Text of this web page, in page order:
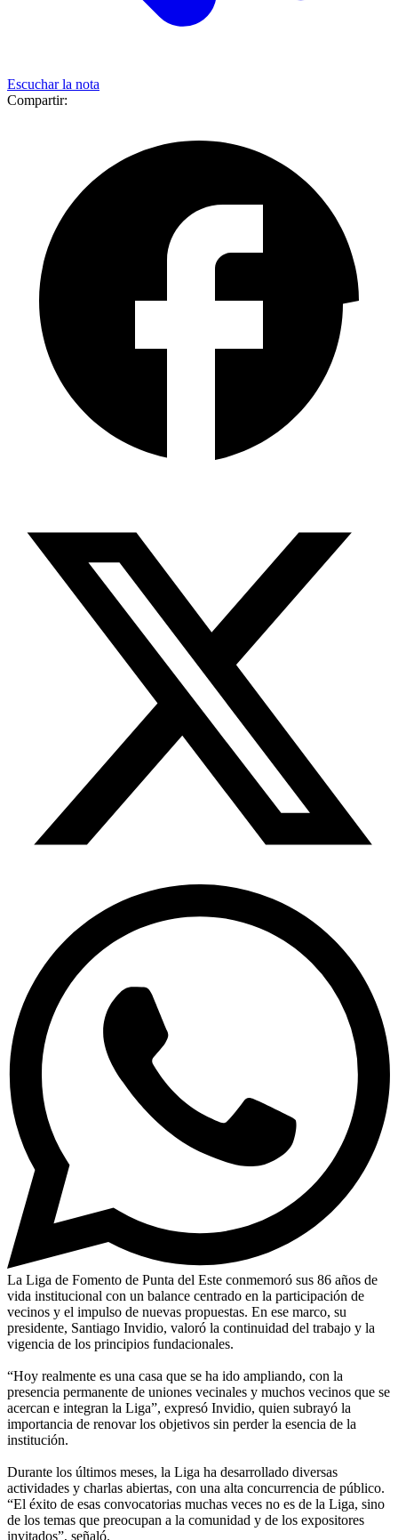
Escuchar la nota
Compartir:
La Liga de Fomento de Punta del Este conmemoró sus 86 años de
vida institucional con un balance centrado en la participación de
vecinos y el impulso de nuevas propuestas. En ese marco, su
presidente, Santiago Invidio, valoró la continuidad del trabajo y la
vigencia de los principios fundacionales.
“Hoy realmente es una casa que se ha ido ampliando, con la
presencia permanente de uniones vecinales y muchos vecinos que se
acercan e integran la Liga”, expresó Invidio, quien subrayó la
importancia de renovar los objetivos sin perder la esencia de la
institución.
Durante los últimos meses, la Liga ha desarrollado diversas
actividades y charlas abiertas, con una alta concurrencia de público.
“El éxito de esas convocatorias muchas veces no es de la Liga, sino
de los temas que preocupan a la comunidad y de los expositores
invitados”, señaló.